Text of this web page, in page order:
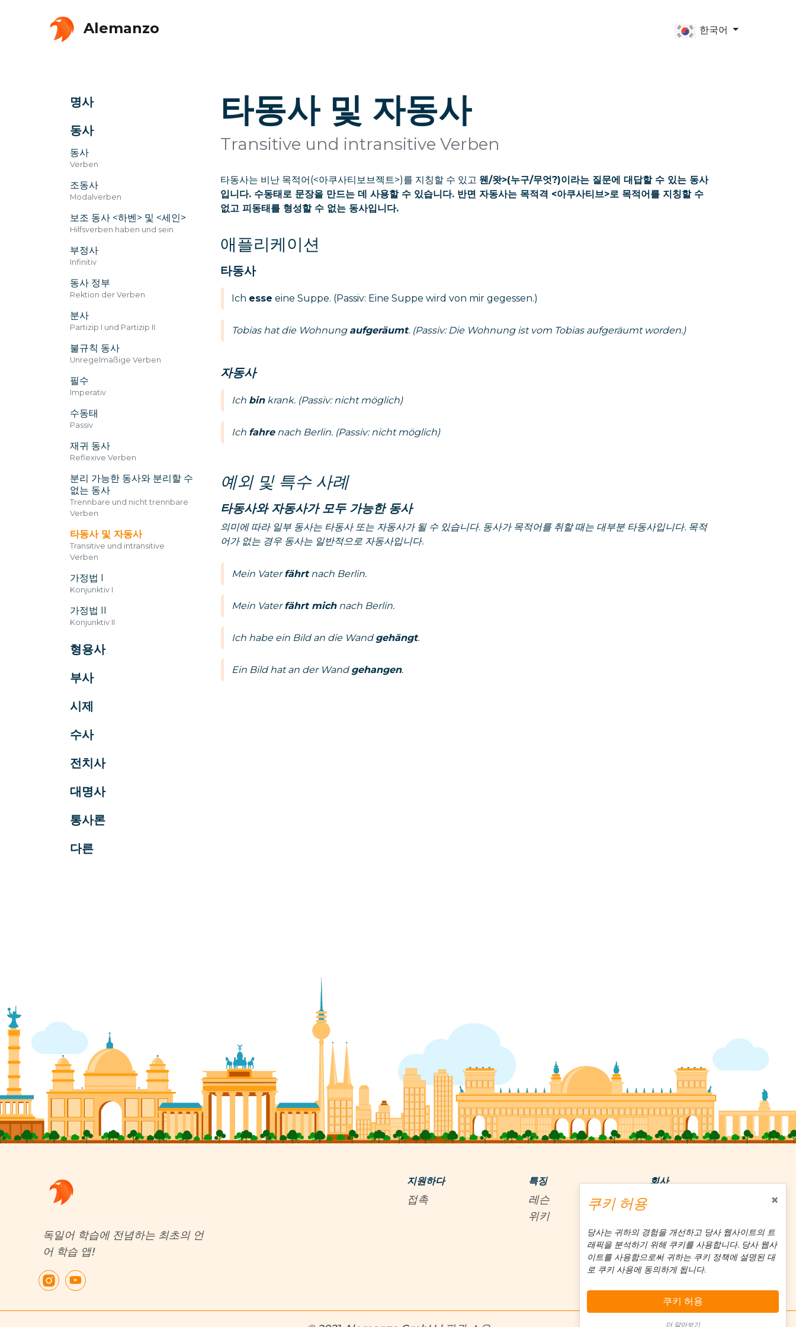
Alemanzo 한국어
명사
동사
동사
Verben
조동사
Modalverben
보조 동사 <하벤> 및 <세인>
Hilfsverben haben und sein
부정사
Infinitiv
동사 정부
Rektion der Verben
분사
Partizip I und Partizip II
불규칙 동사
Unregelmäßige Verben
필수
Imperativ
수동태
Passiv
재귀 동사
Reflexive Verben
분리 가능한 동사와 분리할 수
없는 동사
Trennbare und nicht trennbare
Verben
타동사 및 자동사
Transitive und intransitive
Verben
가정법 I
Konjunktiv I
가정법 II
Konjunktiv II
형용사
부사
시제
수사
전치사
대명사
통사론
다른
타동사 및 자동사
Transitive und intransitive Verben
타동사는 비난 목적어(<아쿠사티보브젝트>)를 지칭할 수 있고 웬/왓>(누구/무엇?)이라는 질문에 대답할 수 있는 동사
입니다. 수동태로 문장을 만드는 데 사용할 수 있습니다. 반면 자동사는 목적격 <아쿠사티브>로 목적어를 지칭할 수
없고 피동태를 형성할 수 없는 동사입니다.
애플리케이션
타동사
Ich esse eine Suppe. (Passiv: Eine Suppe wird von mir gegessen.)
Tobias hat die Wohnung aufgeräumt. (Passiv: Die Wohnung ist vom Tobias aufgeräumt worden.)
자동사
Ich binkrank. (Passiv: nicht möglich)
Ich fahrenach Berlin. (Passiv: nicht möglich)
예외 및 특수 사례
타동사와 자동사가 모두 가능한 동사
의미에 따라 일부 동사는 타동사 또는 자동사가 될 수 있습니다. 동사가 목적어를 취할 때는 대부분 타동사입니다. 목적
어가 없는 경우 동사는 일반적으로 자동사입니다.
Mein Vaterfährtnach Berlin.
Mein Vaterfährt michnach Berlin.
Ich habe ein Bild an die Wandgehängt.
Ein Bild hat an der Wandgehangen.
쿠키 허용 ×
당사는 귀하의 경험을 개선하고 당사 웹사이트의 트
래픽을 분석하기 위해 쿠키를 사용합니다. 당사 웹사
이트를 사용함으로써 귀하는 쿠키 정책에 설명된 대
로 쿠키 사용에 동의하게 됩니다.
쿠키 허용
더 알아보기
독일어 학습에 전념하는 최초의 언
어 학습 앱!
지원하다
접촉
특징
레슨
위키
회사
이용 약관
개인 정보 정책
쿠키 정책